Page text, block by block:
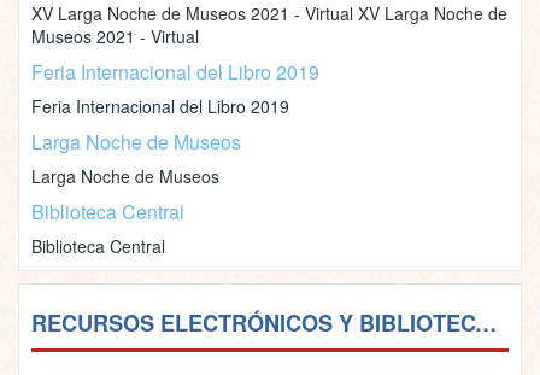
XV Larga Noche de Museos 2021 - Virtual XV Larga Noche de
Museos 2021 - Virtual
Feria Internacional del Libro 2019
Feria Internacional del Libro 2019
Larga Noche de Museos
Larga Noche de Museos
Biblioteca Central
Biblioteca Central
RECURSOS ELECTRÓNICOS Y BIBLIOTECAS VIRTUALES